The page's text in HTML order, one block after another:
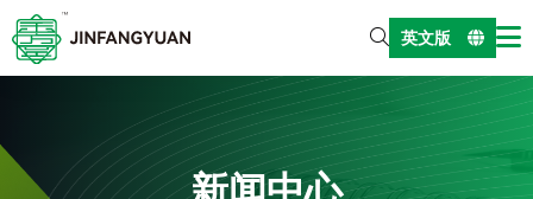
英文版
新闻中心